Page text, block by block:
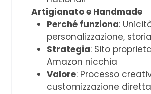
Artigianato e Handmade
Perché funziona:
personalizzazione, storia
Strategia: Sito
Amazon nicchia
Valore: Processo
customizzazione diretta